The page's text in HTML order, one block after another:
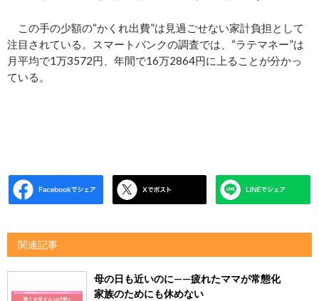
この手の少額の“かくれ出費”は見過ごせない家計負担として
注目されている。スマートバンクの調査では、“ラテマネー”は
月平均で1万3572円、年間で16万2864円に上ることが分かっ
ている。
関連記事
母の日も近いのに——疲れたママが常態化
家族のためにも休めない